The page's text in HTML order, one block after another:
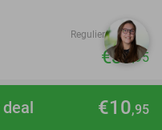
€10,95
Regulier €75
€39,95
favorite_border